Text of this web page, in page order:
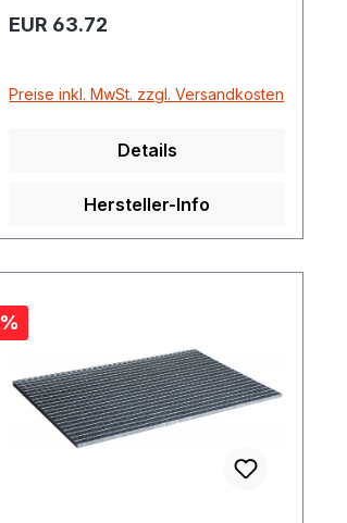
Regulärer Preis:
EUR 63.72
Preise inkl. MwSt. zzgl. Versandkosten
Details
Hersteller-Info
Rabatt
%